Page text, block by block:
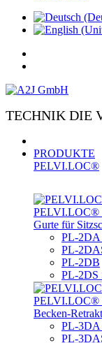
TECHNIK DIE
PRODUKTE
PELVI.LOC®
PELVI.LOC®
Gurte für
PL-
PL-
PL-2DB
PL-2DS
PELVI.LOC®
Becken-
PL-
PL-